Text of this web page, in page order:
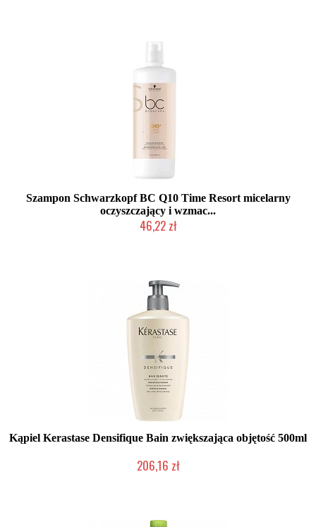
Szampon Schwarzkopf BC Q10 Time Resort micelarny
oczyszczający i wzmac...
46,22 zł
Kąpiel Kerastase Densifique Bain zwiększająca objętość 500ml
206,16 zł